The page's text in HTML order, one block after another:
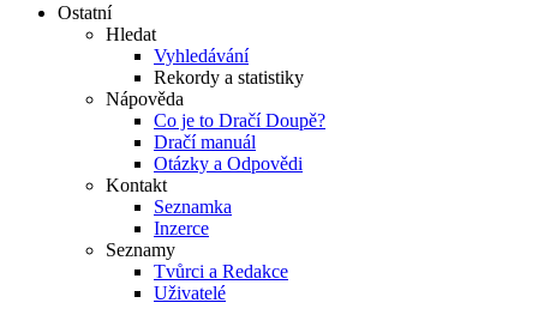
Ostatní
Hledat
Vyhledávání
Rekordy a statistiky
Nápověda
Co je to Dračí Doupě?
Dračí manuál
Otázky a Odpovědi
Kontakt
Seznamka
Inzerce
Seznamy
Tvůrci a Redakce
Uživatelé